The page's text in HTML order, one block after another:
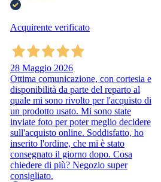
Acquirente verificato
28 Maggio 2026
Ottima comunicazione, con cortesia e
disponibilità da parte del reparto al
quale mi sono rivolto per l'acquisto di
un prodotto usato. Mi sono state
inviate foto per poter meglio decidere
sull'acquisto online. Soddisfatto, ho
inserito l'ordine, che mi è stato
consegnato il giorno dopo. Cosa
chiedere di più? Negozio super
consigliato.